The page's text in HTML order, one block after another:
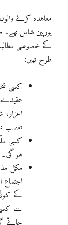
معاہدہ کرنے
یورپین شامل
کے خصوصی
طرح تھیں:
کسی
تعصب
کسی
ہو گی۔
مکمل
اجتماع
کے
سے